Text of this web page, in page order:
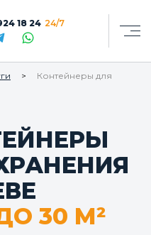
18 24 24/7
Контейнеры для
30 М²